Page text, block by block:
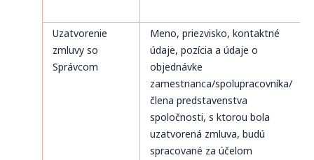
Uzatvorenie
zmluvy so
Správcom
Meno, priezvisko, kontaktné
údaje, pozícia a údaje o
objednávke
zamestnanca/spolupracovníka/
člena predstavenstva
spoločnosti, s ktorou bola
uzatvorená zmluva, budú
spracované za účelom